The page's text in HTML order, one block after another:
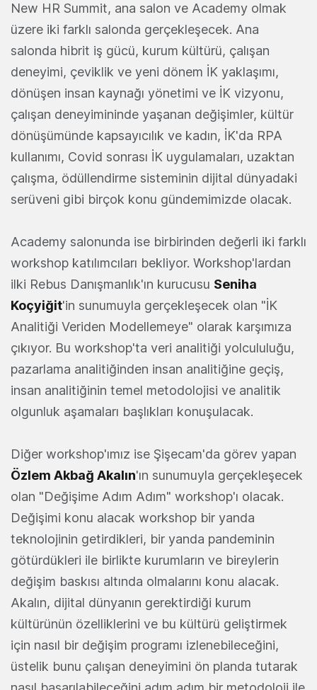
New HR Summit, ana salon ve Academy olmak
üzere iki farklı salonda gerçekleşecek. Ana
salonda hibrit iş gücü, kurum kültürü, çalışan
deneyimi, çeviklik ve yeni dönem İK yaklaşımı,
dönüşen insan kaynağı yönetimi ve İK vizyonu,
çalışan deneyimininde yaşanan değişimler, kültür
dönüşümünde kapsayıcılık ve kadın, İK'da RPA
kullanımı, Covid sonrası İK uygulamaları, uzaktan
çalışma, ödüllendirme sisteminin dijital dünyadaki
serüveni gibi birçok konu gündemimizde olacak.
Academy salonunda ise birbirinden değerli iki farklı
workshop katılımcıları bekliyor. Workshop'lardan
ilki Rebus Danışmanlık'ın kurucusu Seniha
Koçyiğit'in sunumuyla gerçekleşecek olan "İK
Analitiği Veriden Modellemeye" olarak karşımıza
çıkıyor. Bu workshop'ta veri analitiği yolcululuğu,
pazarlama analitiğinden insan analitiğine geçiş,
insan analitiğinin temel metodolojisi ve analitik
olgunluk aşamaları başlıkları konuşulacak.
Diğer workshop'ımız ise Şişecam'da görev yapan
Özlem Akbağ Akalın'ın sunumuyla gerçekleşecek
olan "Değişime Adım Adım" workshop'ı olacak.
Değişimi konu alacak workshop bir yanda
teknolojinin getirdikleri, bir yanda pandeminin
götürdükleri ile birlikte kurumların ve bireylerin
değişim baskısı altında olmalarını konu alacak.
Akalın, dijital dünyanın gerektirdiği kurum
kültürünün özelliklerini ve bu kültürü geliştirmek
için nasıl bir değişim programı izlenebileceğini,
üstelik bunu çalışan deneyimini ön planda tutarak